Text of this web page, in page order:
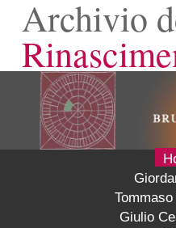
Archivio
Giulio